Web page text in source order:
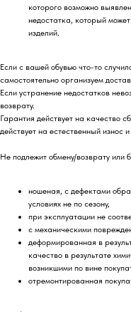
которого возможно
недостатка, который
изделий.
Если с вашей обувью что-то
самостоятельно организуем
Если устранение недостатков
возврату.
Гарантия действует на качество
действует на естественный износ и
Не подлежит обмену/возврату или
ношеная, с дефектами
условиях не по сезону,
при эксплуатации не
с механическими
деформированная в
качество в результате
возникшими по вине
отремонтированная